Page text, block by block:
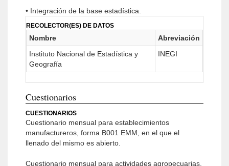
• Integración de la base estadística.
RECOLECTOR(ES) DE DATOS
Nombre
Abreviación
Instituto Nacional de Estadística y
Geografía
INEGI
Cuestionarios
CUESTIONARIOS
Cuestionario mensual para establecimientos
manufactureros, forma B001 EMM, en el que el
llenado del mismo es abierto.
Cuestionario mensual para actividades agropecuarias,